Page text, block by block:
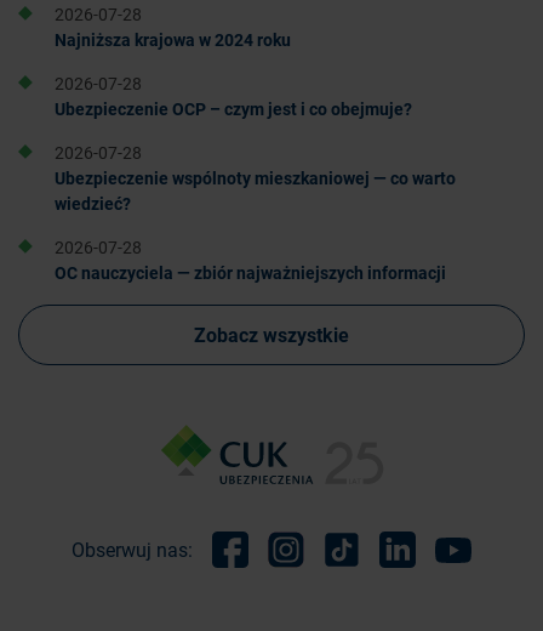
2026-07-28
Najniższa krajowa w 2024 roku
2026-07-28
Ubezpieczenie OCP – czym jest i co obejmuje?
2026-07-28
Ubezpieczenie wspólnoty mieszkaniowej — co warto
wiedzieć?
2026-07-28
OC nauczyciela — zbiór najważniejszych informacji
Zobacz wszystkie
Obserwuj nas: